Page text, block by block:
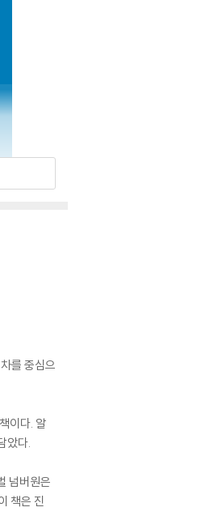
를 중심으
이다. 알
았다.
넘버원은
책은 진